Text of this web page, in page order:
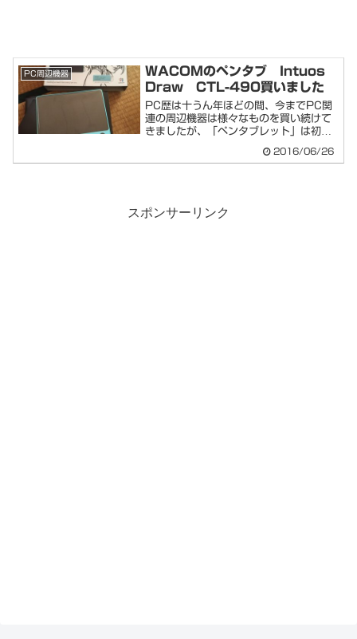
PC周辺機器
WACOMのペンタブ Intuos
Draw CTL-490買いました
PC歴は十うん年ほどの間、今までPC関
連の周辺機器は様々なものを買い続けて
きましたが、「ペンタブレット」は初め
2016/06/26
スポンサーリンク